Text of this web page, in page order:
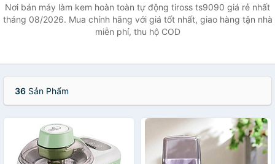
Nơi bán máy làm kem hoàn toàn tự động tiross ts9090 giá rẻ nhất
tháng 08/2026. Mua chính hãng với giá tốt nhất, giao hàng tận nhà
miễn phí, thu hộ COD
36 Sản Phẩm